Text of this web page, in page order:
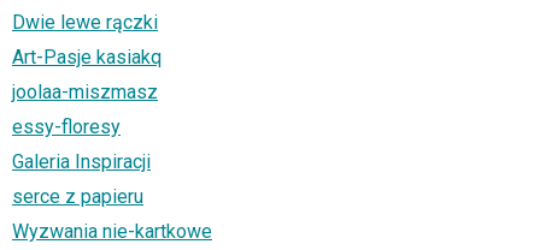
Dwie lewe rączki
Art-Pasje kasiakq
joolaa-miszmasz
essy-floresy
Galeria Inspiracji
serce z papieru
Wyzwania nie-kartkowe